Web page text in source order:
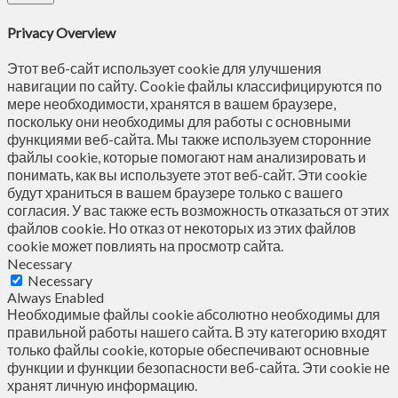
Privacy Overview
Этот веб-сайт использует cookie для улучшения
навигации по сайту. Сookie файлы классифицируются по
мере необходимости, хранятся в вашем браузере,
поскольку они необходимы для работы с основными
функциями веб-сайта. Мы также используем сторонние
файлы cookie, которые помогают нам анализировать и
понимать, как вы используете этот веб-сайт. Эти cookie
будут храниться в вашем браузере только с вашего
согласия. У вас также есть возможность отказаться от этих
файлов cookie. Но отказ от некоторых из этих файлов
cookie может повлиять на просмотр сайта.
Necessary
Necessary
Always Enabled
Необходимые файлы cookie абсолютно необходимы для
правильной работы нашего сайта. В эту категорию входят
только файлы cookie, которые обеспечивают основные
функции и функции безопасности веб-сайта. Эти cookie не
хранят личную информацию.